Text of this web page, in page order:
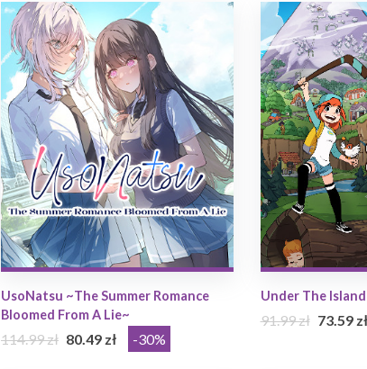
UsoNatsu ~The Summer Romance
Bloomed From A Lie~
114.99 zł 80.49 zł -30%
Under The Island
91.99 zł 73.59 zł